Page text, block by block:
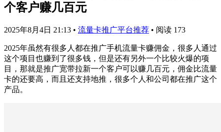
个客户赚几百元
2025年8月4日 21:13 • 流量卡推广平台推荐 • 阅读 173
2025年虽然有很多人都在推广手机流量卡赚佣金，很多人通过
这个项目也赚到了很多钱，但是还有另外一个比较火爆的项
目，那就是推广宽带拉新一个客户可以赚几百元，佣金比流量
卡的还要高，而且还支持地推，很多个人和公司都在推广这个
产品。